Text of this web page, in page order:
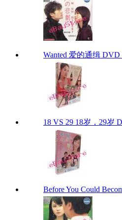
Wanted 爱的通缉
18 VS 29 18岁，29岁
Before You Could